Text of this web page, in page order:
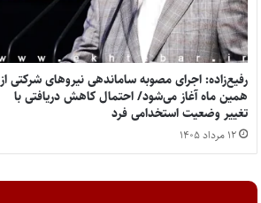
رفیع‌زاده: اجرای مصوبه ساماندهی نیروهای شرکتی از
همین ماه آغاز می‌شود/ احتمال کاهش دریافتی با
تغییر وضعیت استخدامی فرد
۱۲ مرداد ۱۴۰۵